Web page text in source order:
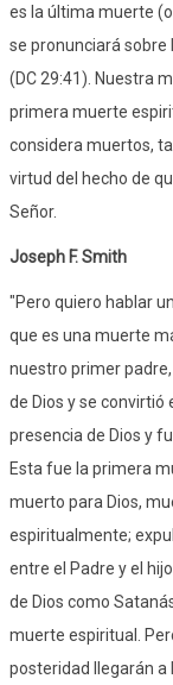
es la última muerte
se pronunciará sobre
(DC 29:41). Nuestra
primera muerte
considera muertos,
virtud del hecho de
Señor.
Joseph F. Smith
"Pero quiero hablar
que es una muerte
nuestro primer
de Dios y se
presencia de Dios y
Esta fue la primera
muerto para Dios,
espiritualmente;
entre el Padre y el
de Dios como
muerte espiritual.
posteridad llegarán